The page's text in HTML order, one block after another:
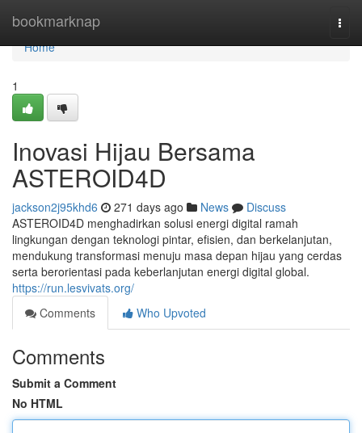
bookmarknap
Home
Home
1
Inovasi Hijau Bersama
ASTEROID4D
jackson2j95khd6 271 days ago News
Discuss
ASTEROID4D menghadirkan solusi energi digital ramah
lingkungan dengan teknologi pintar, efisien, dan berkelanjutan,
mendukung transformasi menuju masa depan hijau yang cerdas
serta berorientasi pada keberlanjutan energi digital global.
https://run.lesvivats.org/
Comments
Who Upvoted
Comments
Submit a Comment
No HTML